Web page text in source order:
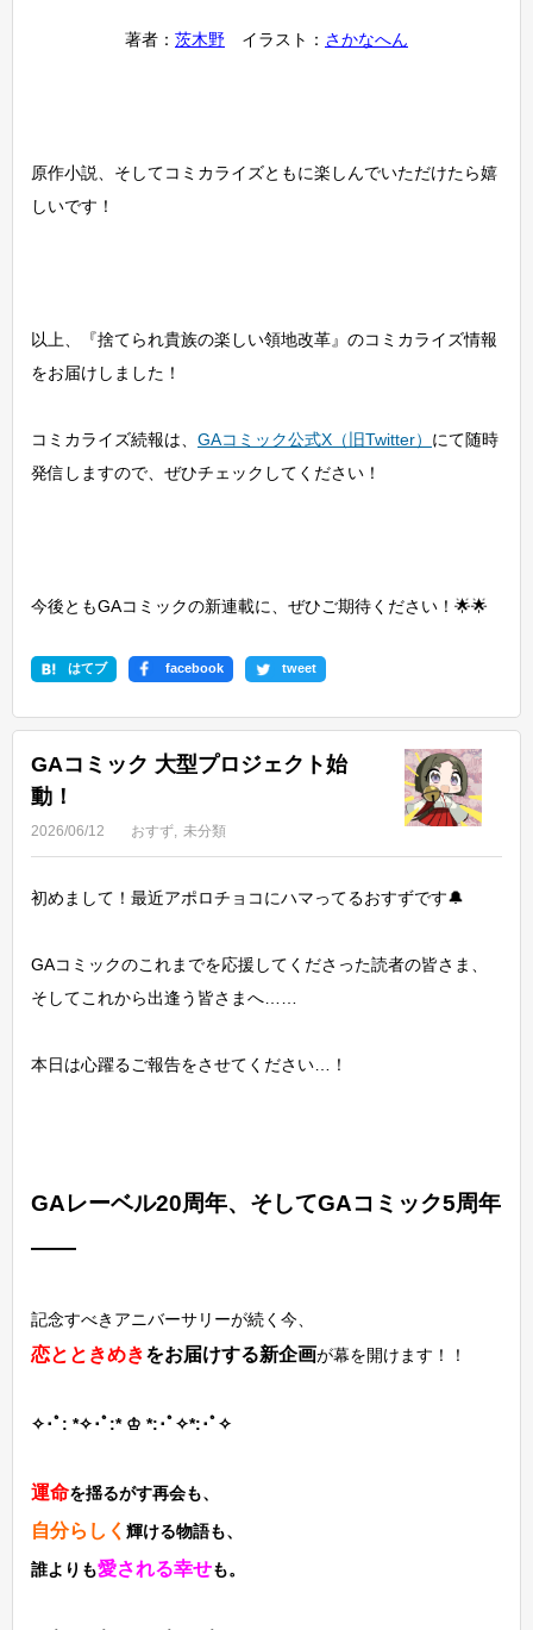
著者： 茨木野 イラスト： さかなへん
原作小説、そしてコミカライズともに楽しんでいただけたら嬉
しいです！
以上、『捨てられ貴族の楽しい領地改革』のコミカライズ情報
をお届けしました！
コミカライズ続報は、 GAコミック公式X（旧Twitter） にて随時
発信しますので、ぜひチェックしてください！
今後ともGAコミックの新連載に、ぜひご期待ください！🌟🌟
はてブ facebook tweet
GAコミック 大型プロジェクト始
動！
2026/06/12 おすず 未分類
初めまして！最近アポロチョコにハマってるおすずです🔔
GAコミックのこれまでを応援してくださった読者の皆さま、
そしてこれから出逢う皆さまへ……
本日は心躍るご報告をさせてください…！
GAレーベル20周年、そしてGAコミック5周年
――
記念すべきアニバーサリーが続く今、
恋とときめきをお届けする新企画が幕を開けます！！
✧･ﾟ: *✧･ﾟ:* ♔ *:･ﾟ✧*:･ﾟ✧
運命を揺るがす再会も、
自分らしく 輝ける物語も、
誰よりも愛される幸せも。